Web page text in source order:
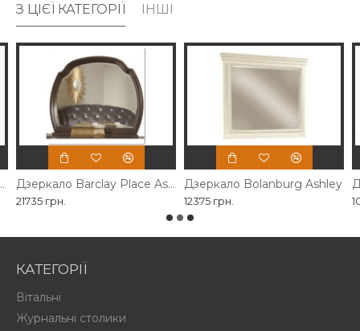
З ЦІЄЇ КАТЕГОРІЇ ІНШІ
Дзеркало Barclay Place Ashley
21735 грн.
Дзеркало Bolanburg Ashley
12375 грн.
КАТЕГОРІЇ
Вітальні
Журнальні столики